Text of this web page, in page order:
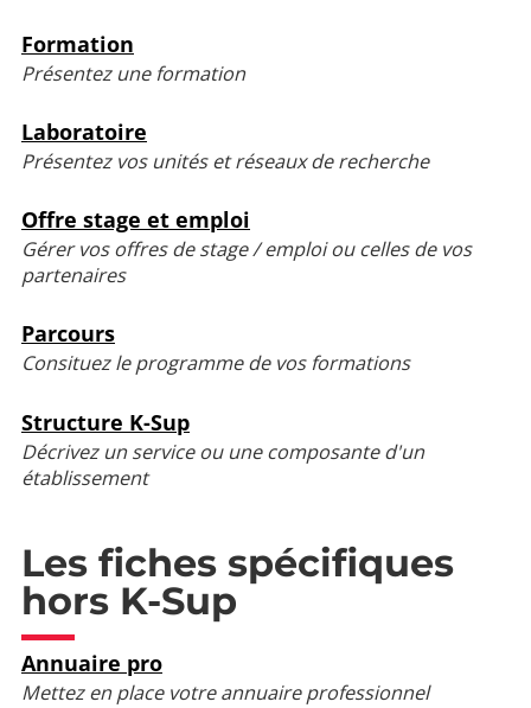
Formation
Présentez une formation
Laboratoire
Présentez vos unités et réseaux de recherche
Offre stage et emploi
Gérer vos offres de stage / emploi ou celles de vos
partenaires
Parcours
Consituez le programme de vos formations
Structure K-Sup
Décrivez un service ou une composante d'un
établissement
Les fiches spécifiques
hors K-Sup
Annuaire pro
Mettez en place votre annuaire professionnel